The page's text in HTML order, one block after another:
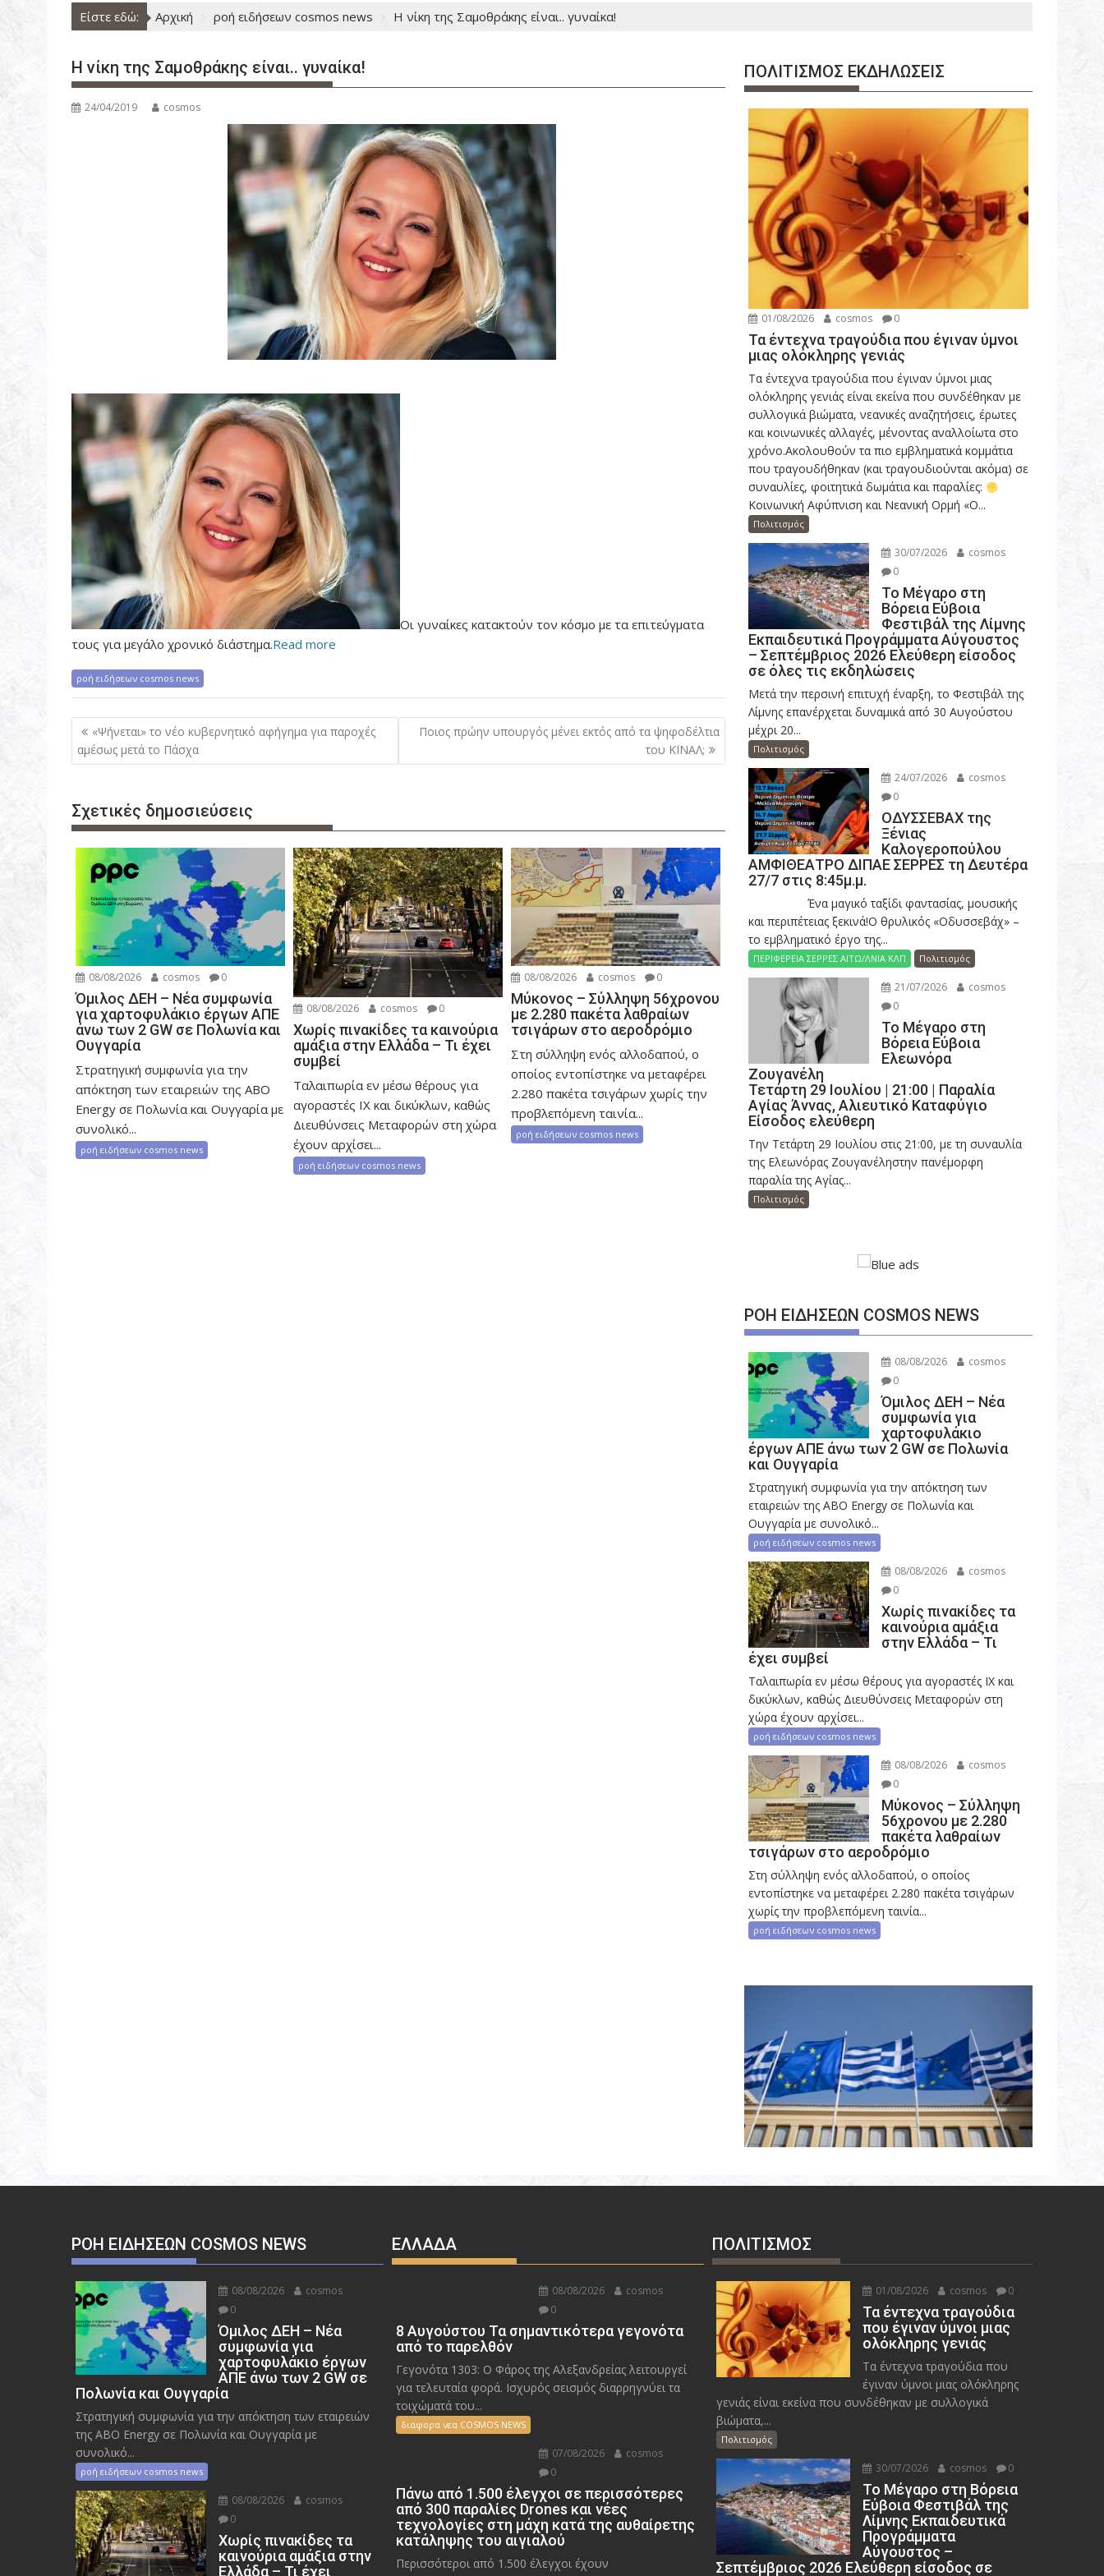
Είστε εδώ: Αρχική ροή ειδήσεων cosmos news Η νίκη της Σαμοθράκης είναι.. γυναίκα!
Η νίκη της Σαμοθράκης είναι.. γυναίκα!
24/04/2019 cosmos
Οι γυναίκες κατακτούν τον κόσμο με τα επιτεύγματα
τους για μεγάλο χρονικό διάστημα.Read more
ροή ειδήσεων cosmos news
Π
λ
γ
η
θ
ρ
ω
ν
«Ψήνεται» το νέο κυβερνητικό αφήγημα για παροχές
αμέσως μετά το Πάσχα
Ποιος πρώην υπουργός μένει εκτός από τα ψηφοδέλτια
του ΚΙΝΑΛ;
Σχετικές δημοσιεύσεις
08/08/2026 cosmos 0
Όμιλος ΔΕΗ – Νέα συμφωνία
για χαρτοφυλάκιο έργων ΑΠΕ
άνω των 2 GW σε Πολωνία και
Ουγγαρία
Στρατηγική συμφωνία για την
απόκτηση των εταιρειών της ABO
Energy σε Πολωνία και Ουγγαρία με
συνολικό...
ροή ειδήσεων cosmos news
08/08/2026 cosmos 0
Χωρίς πινακίδες τα καινούρια
αμάξια στην Ελλάδα – Τι έχει
συμβεί
Ταλαιπωρία εν μέσω θέρους για
αγοραστές ΙΧ και δικύκλων, καθώς
Διευθύνσεις Μεταφορών στη χώρα
έχουν αρχίσει...
ροή ειδήσεων cosmos news
08/08/2026 cosmos 0
Μύκονος – Σύλληψη 56χρονου
με 2.280 πακέτα λαθραίων
τσιγάρων στο αεροδρόμιο
Στη σύλληψη ενός αλλοδαπού, ο
οποίος εντοπίστηκε να μεταφέρει
2.280 πακέτα τσιγάρων χωρίς την
προβλεπόμενη ταινία...
ροή ειδήσεων cosmos news
ΠΟΛΙΤΙΣΜΟΣ ΕΚΔΗΛΩΣΕΙΣ
01/08/2026 cosmos 0
Τα έντεχνα τραγούδια που έγιναν ύμνοι
μιας ολόκληρης γενιάς
Τα έντεχνα τραγούδια που έγιναν ύμνοι μιας
ολόκληρης γενιάς είναι εκείνα που συνδέθηκαν με
συλλογικά βιώματα, νεανικές αναζητήσεις, έρωτες
και κοινωνικές αλλαγές, μένοντας αναλλοίωτα στο
χρόνο.Ακολουθούν τα πιο εμβληματικά κομμάτια
που τραγουδήθηκαν (και τραγουδιούνται ακόμα) σε
συναυλίες, φοιτητικά δωμάτια και παραλίες:
Κοινωνική Αφύπνιση και Νεανική Ορμή «Ο...
Πολιτισμός
30/07/2026
cosmos
0
Το Μέγαρο στη
Βόρεια Εύβοια
Φεστιβάλ της Λίμνης
Εκπαιδευτικά Προγράμματα Αύγουστος
– Σεπτέμβριος 2026 Ελεύθερη είσοδος
σε όλες τις εκδηλώσεις
Μετά την περσινή επιτυχή έναρξη, το Φεστιβάλ της
Λίμνης επανέρχεται δυναμικά από 30 Αυγούστου
μέχρι 20...
Πολιτισμός
24/07/2026
cosmos
0
ΟΔΥΣΣΕΒΑΧ της
Ξένιας
Καλογεροπούλου
ΑΜΦΙΘΕΑΤΡΟ ΔΙΠΑΕ ΣΕΡΡΕΣ τη Δευτέρα
27/7 στις 8:45μ.μ.
Ένα μαγικό ταξίδι φαντασίας, μουσικής
και περιπέτειας ξεκινά!Ο θρυλικός «Οδυσσεβάχ» –
το εμβληματικό έργο της...
ΠΕΡΙΦΕΡΕΙΑ ΣΕΡΡΕΣ ΑΙΤΩ/ΛΝΙΑ ΚΛΠ Πολιτισμός
21/07/2026
cosmos
0
Το Μέγαρο στη
Βόρεια Εύβοια
Ελεωνόρα
Ζουγανέλη
Τετάρτη 29 Ιουλίου | 21:00 | Παραλία
Αγίας Άννας, Αλιευτικό Καταφύγιο
Είσοδος ελεύθερη
Την Τετάρτη 29 Ιουλίου στις 21:00, με τη συναυλία
της Ελεωνόρας Ζουγανέληστην πανέμορφη
παραλία της Αγίας...
Πολιτισμός
ΡΟΗ ΕΙΔΗΣΕΩΝ COSMOS NEWS
08/08/2026
cosmos
0
Όμιλος ΔΕΗ – Νέα
συμφωνία για
χαρτοφυλάκιο
έργων ΑΠΕ άνω των 2 GW σε Πολωνία
και Ουγγαρία
Στρατηγική συμφωνία για την απόκτηση των
εταιρειών της ABO Energy σε Πολωνία και
Ουγγαρία με συνολικό...
ροή ειδήσεων cosmos news
08/08/2026
cosmos
0
Χωρίς πινακίδες τα
καινούρια αμάξια
στην Ελλάδα – Τι
έχει συμβεί
Ταλαιπωρία εν μέσω θέρους για αγοραστές ΙΧ και
δικύκλων, καθώς Διευθύνσεις Μεταφορών στη
χώρα έχουν αρχίσει...
ροή ειδήσεων cosmos news
08/08/2026
cosmos
0
Μύκονος – Σύλληψη
56χρονου με 2.280
πακέτα λαθραίων
τσιγάρων στο αεροδρόμιο
Στη σύλληψη ενός αλλοδαπού, ο οποίος
εντοπίστηκε να μεταφέρει 2.280 πακέτα τσιγάρων
χωρίς την προβλεπόμενη ταινία...
ροή ειδήσεων cosmos news
ΡΟΉ ΕΙΔΉΣΕΩΝ COSMOS NEWS
08/08/2026
cosmos
0
Όμιλος ΔΕΗ – Νέα
συμφωνία για
χαρτοφυλάκιο έργων
ΑΠΕ άνω των 2 GW σε
Πολωνία και Ουγγαρία
Στρατηγική συμφωνία για την απόκτηση των εταιρειών
της ABO Energy σε Πολωνία και Ουγγαρία με
συνολικό...
ροή ειδήσεων cosmos news
08/08/2026
cosmos
0
Χωρίς πινακίδες τα
καινούρια αμάξια στην
Ελλάδα – Τι έχει
ΕΛΛΑΔΑ
08/08/2026
cosmos
0
8 Αυγούστου Τα σημαντικότερα γεγονότα
από το παρελθόν
Γεγονότα 1303: Ο Φάρος της Αλεξανδρείας λειτουργεί
για τελευταία φορά. Ισχυρός σεισμός διαρρηγνύει τα
τοιχώματά του...
διαφορα νεα COSMOS NEWS
07/08/2026
cosmos
0
Πάνω από 1.500 έλεγχοι σε περισσότερες
από 300 παραλίες Drones και νέες
τεχνολογίες στη μάχη κατά της αυθαίρετης
κατάληψης του αιγιαλού
Περισσότεροι από 1.500 έλεγχοι έχουν
ΠΟΛΙΤΙΣΜΟΣ
01/08/2026 cosmos 0
Τα έντεχνα τραγούδια
που έγιναν ύμνοι μιας
ολόκληρης γενιάς
Τα έντεχνα τραγούδια που
έγιναν ύμνοι μιας ολόκληρης
γενιάς είναι εκείνα που συνδέθηκαν με συλλογικά
βιώματα,...
Πολιτισμός
30/07/2026 cosmos 0
Το Μέγαρο στη Βόρεια
Εύβοια Φεστιβάλ της
Λίμνης Εκπαιδευτικά
Προγράμματα
Αύγουστος –
Σεπτέμβριος 2026 Ελεύθερη είσοδος σε